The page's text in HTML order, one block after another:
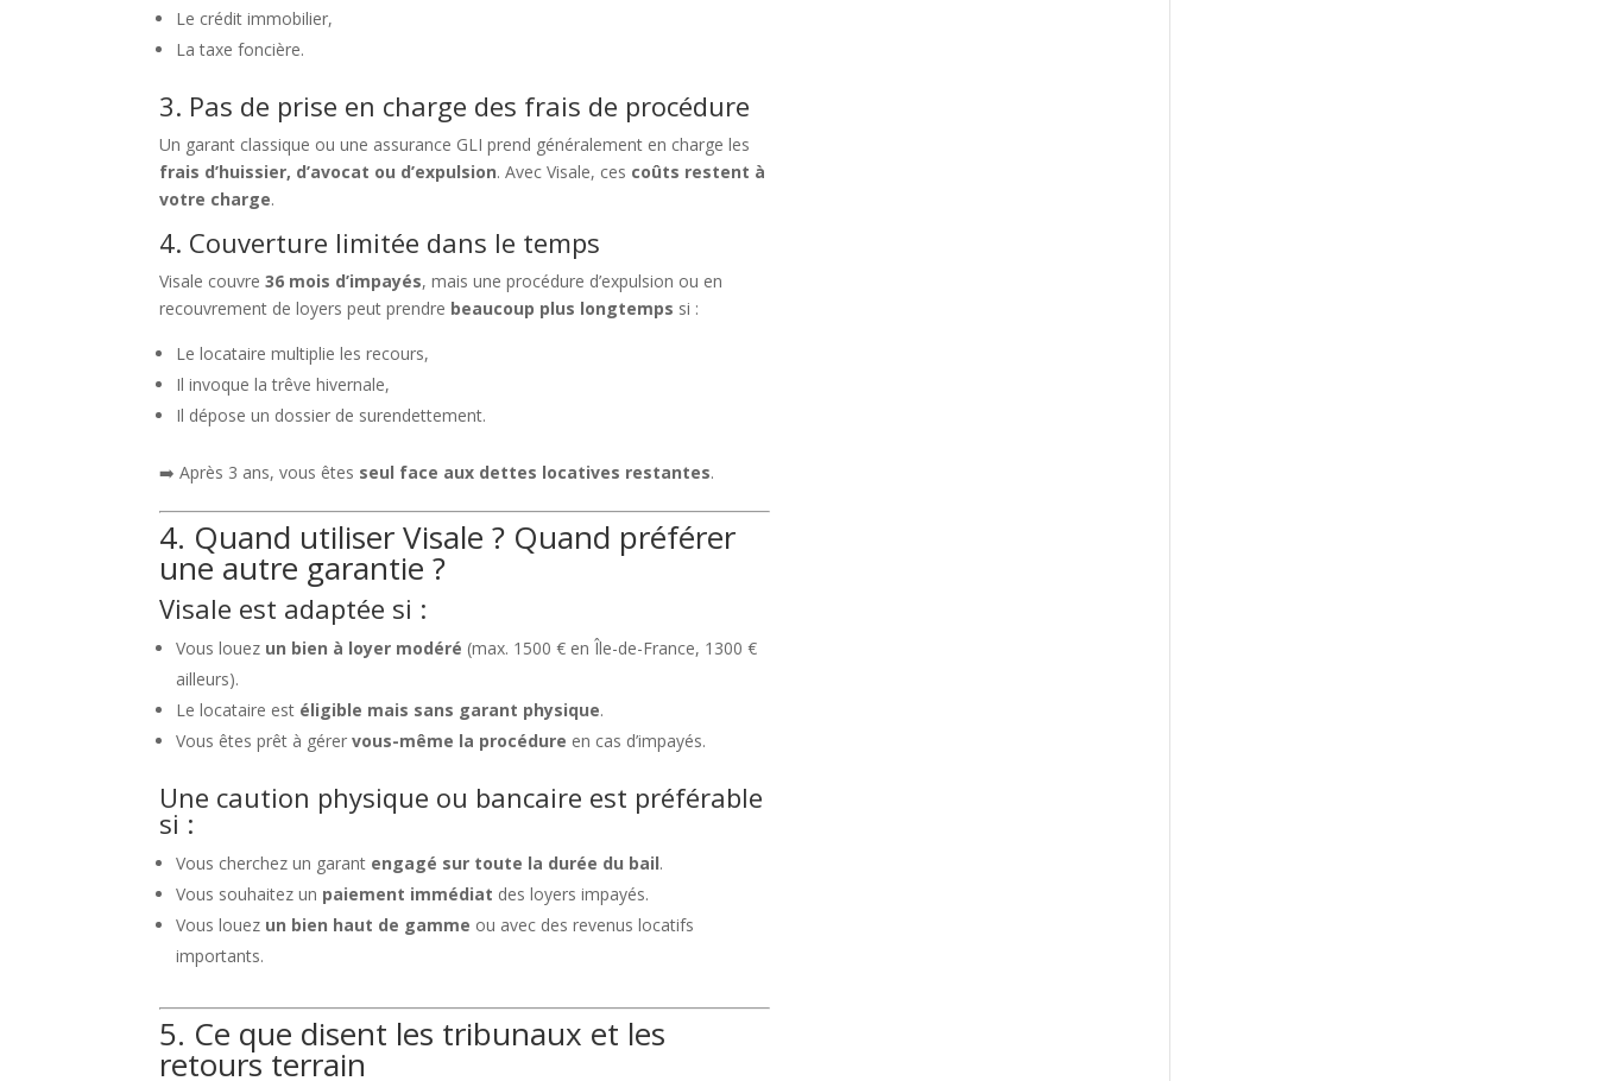
Le crédit immobilier,
La taxe foncière.
3. Pas de prise en charge des frais de procédure
Un garant classique ou une assurance GLI prend généralement en charge les
frais d’huissier, d’avocat ou d’expulsion. Avec Visale, ces coûts restent à
votre charge.
4. Couverture limitée dans le temps
Visale couvre36 mois d’impayés, mais une procédure d’expulsion ou en
recouvrement de loyers peut prendre beaucoup plus longtemps si :
Le locataire multiplie les recours,
Il invoque la trêve hivernale,
Il dépose un dossier de surendettement.
➡️ Après 3 ans, vous êtes seul face aux dettes locatives restantes.
4. Quand utiliser Visale ? Quand préférer
une autre garantie ?
Visale est adaptée si :
Vous louez un bien à loyer modéré (max. 1500 € en Île-de-France, 1300 €
ailleurs).
Le locataire est éligible mais sans garant physique.
Vous êtes prêt à gérervous-même la procédure en cas d’impayés.
Une caution physique ou bancaire est préférable
si :
Vous cherchez un garant engagé sur toute la durée du bail.
Vous souhaitez un paiement immédiat des loyers impayés.
Vous louez un bien haut de gamme ou avec des revenus locatifs
importants.
5. Ce que disent les tribunaux et les
retours terrain